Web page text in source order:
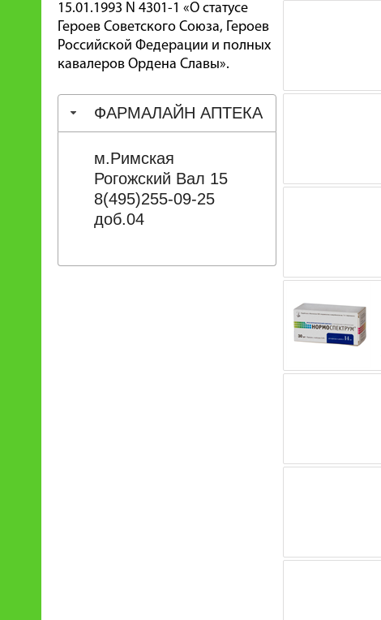
15.01.1993 N 4301-1 «О статусе
Героев Советского Союза, Героев
Российской Федерации и полных
кавалеров Ордена Славы».
ФАРМАЛАЙН АПТЕКА
м.Римская
Рогожский Вал 15
8(495)255-09-25
доб.04